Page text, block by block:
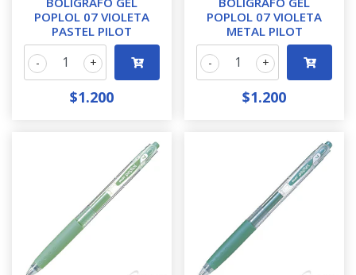
POPLOL 07 VIOLETA
PASTEL PILOT
+
-
$1.200
POPLOL 07 VIOLETA
METAL PILOT
+
-
$1.200